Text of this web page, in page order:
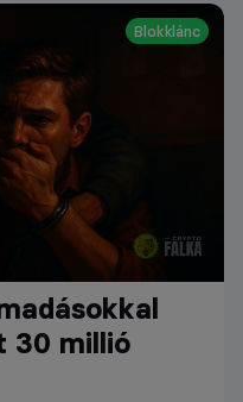
Blokklánc
30 millió